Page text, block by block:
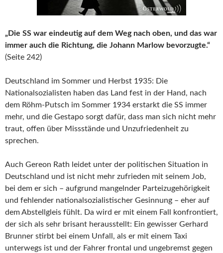
„Die SS war eindeutig auf dem Weg nach oben, und das war
immer auch die Richtung, die Johann Marlow bevorzugte.“
(Seite 242)
Deutschland im Sommer und Herbst 1935: Die
Nationalsozialisten haben das Land fest in der Hand, nach
dem Röhm-Putsch im Sommer 1934 erstarkt die SS immer
mehr, und die Gestapo sorgt dafür, dass man sich nicht mehr
traut, offen über Missstände und Unzufriedenheit zu
sprechen.
Auch Gereon Rath leidet unter der politischen Situation in
Deutschland und ist nicht mehr zufrieden mit seinem Job,
bei dem er sich – aufgrund mangelnder Parteizugehörigkeit
und fehlender nationalsozialistischer Gesinnung – eher auf
dem Abstellgleis fühlt. Da wird er mit einem Fall konfrontiert,
der sich als sehr brisant herausstellt: Ein gewisser Gerhard
Brunner stirbt bei einem Unfall, als er mit einem Taxi
unterwegs ist und der Fahrer frontal und ungebremst gegen